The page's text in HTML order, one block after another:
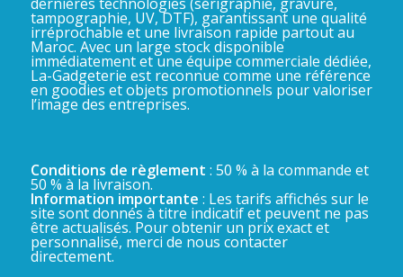
tampographie, UV, DTF), garantissant une qualité
irréprochable et une livraison rapide partout au
Maroc. Avec un large stock disponible
immédiatement et une équipe commerciale dédiée,
La-Gadgeterie est reconnue comme une référence
en goodies et objets promotionnels pour valoriser
l’image des entreprises.
Conditions de règlement : 50 % à la commande et
50 % à la livraison.
Information importante : Les tarifs affichés sur le
site sont donnés à titre indicatif et peuvent ne pas
être actualisés. Pour obtenir un prix exact et
personnalisé, merci de nous contacter
directement.